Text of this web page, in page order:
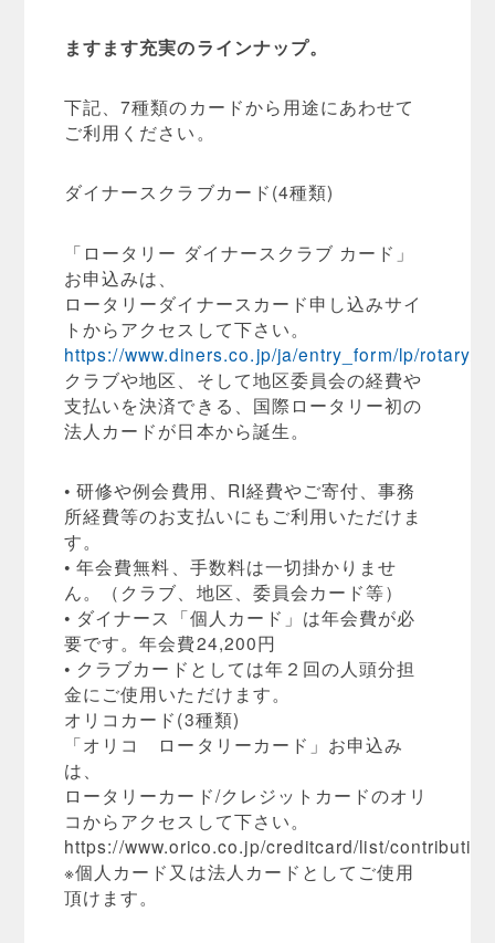
ますます充実のラインナップ。
下記、7種類のカードから用途にあわせて
ご利用ください。
ダイナースクラブカード(4種類)
「ロータリー ダイナースクラブ カード」
お申込みは、
ロータリーダイナースカード申し込みサイ
トからアクセスして下さい。
https://www.diners.co.jp/ja/entry_form/lp/rotary/
クラブや地区、そして地区委員会の経費や
支払いを決済できる、国際ロータリー初の
法人カードが日本から誕生。
• 研修や例会費用、RI経費やご寄付、事務
所経費等のお支払いにもご利用いただけま
す。
• 年会費無料、手数料は一切掛かりませ
ん。（クラブ、地区、委員会カード等）
• ダイナース「個人カード」は年会費が必
要です。年会費24,200円
• クラブカードとしては年２回の人頭分担
金にご使用いただけます。
オリコカード(3種類)
「オリコ ロータリーカード」お申込み
は、
ロータリーカード/クレジットカードのオリ
コからアクセスして下さい。
https://www.orico.co.jp/creditcard/list/
※個人カード又は法人カードとしてご使用
頂けます。